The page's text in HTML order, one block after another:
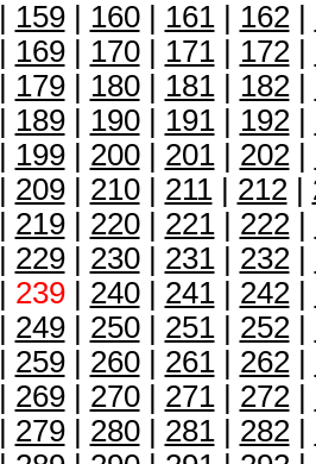
159| 160| 161| 162|
169| 170| 171| 172|
179| 180| 181| 182|
189| 190| 191| 192|
199| 200| 201| 202|
209| 210| 211| 212|
219| 220| 221| 222|
229| 230| 231| 232|
239| 240| 241| 242|
249| 250| 251| 252|
259| 260| 261| 262|
269| 270| 271| 272|
279| 280| 281| 282|